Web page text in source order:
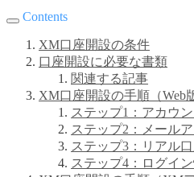
Contents
XM口座開設の条件
口座開設に必要な書類
関連する記事
XM口座開設の手順（Web
ステップ1：アカウ
ステップ2：メール
ステップ3：リアル
ステップ4：ログイ